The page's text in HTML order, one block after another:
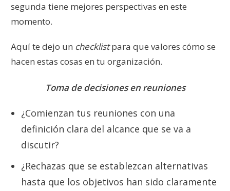
segunda tiene mejores perspectivas en este
momento.
Aquí te dejo un checklistpara que valores cómo se
hacen estas cosas en tu organización.
Toma de decisiones en reuniones
¿Comienzan tus reuniones con una
definición clara del alcance que se va a
discutir?
¿Rechazas que se establezcan alternativas
hasta que los objetivos han sido claramente